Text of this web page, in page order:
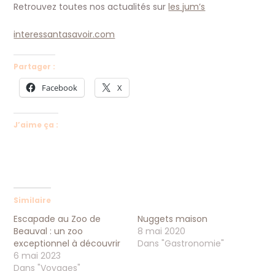
Retrouvez toutes nos actualités surles jum’s
interessantasavoir.com
Partager :
Facebook X
J’aime ça :
Similaire
Escapade au Zoo de
Beauval : un zoo
exceptionnel à découvrir
6 mai 2023
Dans "Voyages"
Nuggets maison
8 mai 2020
Dans "Gastronomie"